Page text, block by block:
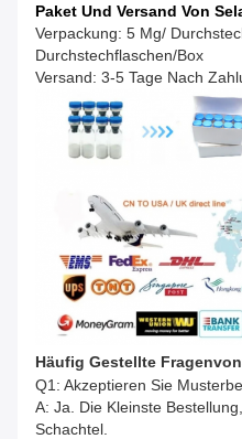
Paket Und Versand Von
Verpackung: 5 Mg/
Durchstechflaschen/Box
Versand: 3-5 Tage Nach
Häufig Gestellte FragenVon
Q1: Akzeptieren Sie
A: Ja. Die Kleinste
Schachtel.